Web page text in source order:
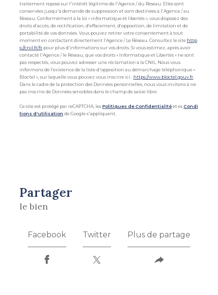
traitement repose sur l'intérêt légitime de l'Agence / du Réseau. Elles sont
conservées jusqu'à demande de suppression et sont destinées à l'Agence / au
Réseau. Conformément à la loi « informatique et libertés », vous disposez des
droits d’accès, de rectification, d’effacement, d’opposition, de limitation et de
portabilité de vos données. Vous pouvez retirer votre consentement à tout
moment en contactant directement l’Agence / Le Réseau. Consultez le site http
s://cnil.fr/fr pour plus d’informations sur vos droits. Si vous estimez, après avoir
contacté l'Agence / le Réseau, que vos droits « Informatique et Libertés » ne sont
pas respectés, vous pouvez adresser une réclamation à la CNIL. Nous vous
informons de l’existence de la liste d'opposition au démarchage téléphonique «
Bloctel », sur laquelle vous pouvez vous inscrire ici : https://www.bloctel.gouv.fr
Dans le cadre de la protection des Données personnelles, nous vous invitons à ne
pas inscrire de Données sensibles dans le champ de saisie libre.
Ce site est protégé par reCAPTCHA, lesPolitiques de Confidentialitéet es Condi
tions d'utilisation de Google s'appliquent.
partager
le bien
Facebook Twitter Plus de partage